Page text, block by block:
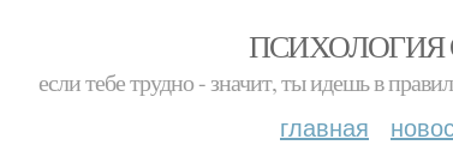
если тебе трудно - значит, ты идешь в
главная